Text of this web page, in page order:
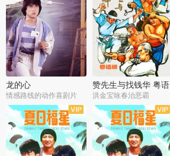
龙的心
情感路线的动作喜剧片
赞先生与找钱华 粤语
版
洪金宝咏春治恶霸